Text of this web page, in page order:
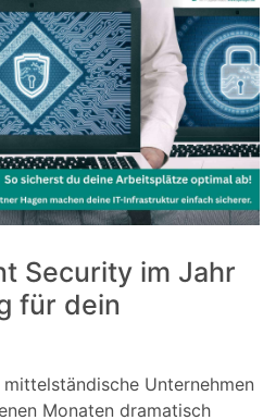
Security im Jahr
für dein
Unternehmen
Monaten dramatisch